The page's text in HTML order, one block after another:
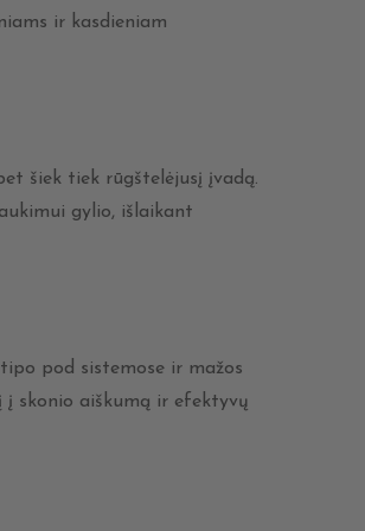
ir kasdieniam
šiek tiek rūgštelėjusį įvadą.
gylio, išlaikant
pod sistemose ir mažos
į skonio aiškumą ir efektyvų